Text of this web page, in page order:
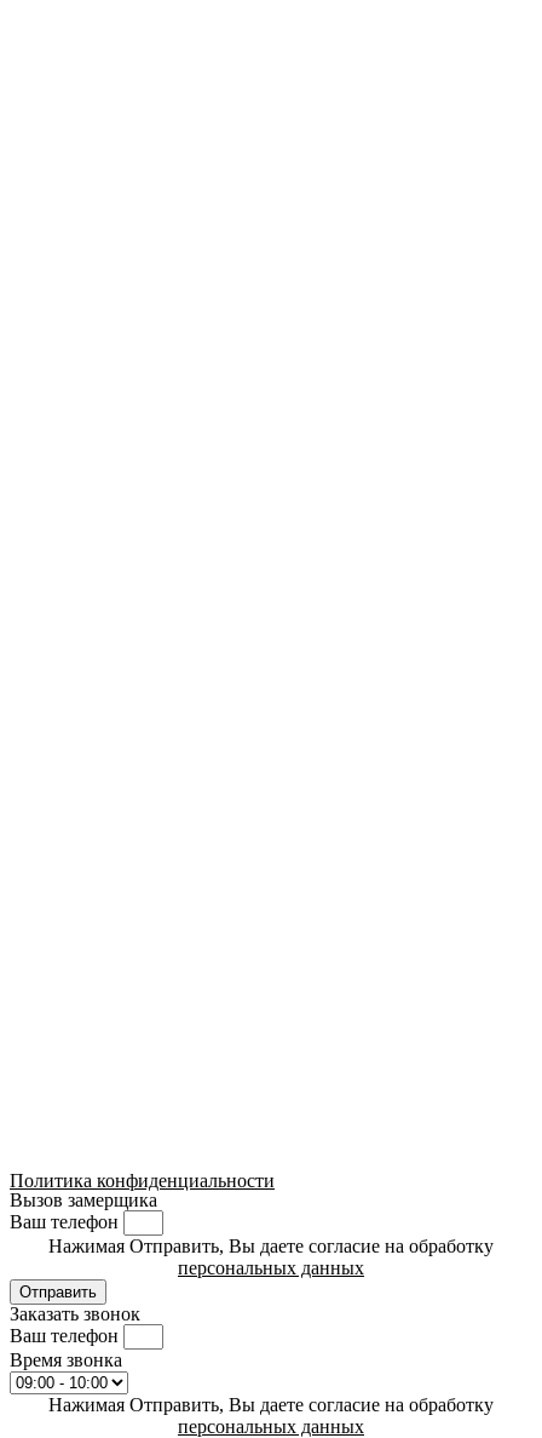
Политика конфиденциальности
Вызов замерщика
Ваш телефон
Нажимая Отправить, Вы даете согласие на обработку
персональных данных
Отправить
Заказать звонок
Ваш телефон
Время звонка
Нажимая Отправить, Вы даете согласие на обработку
персональных данных